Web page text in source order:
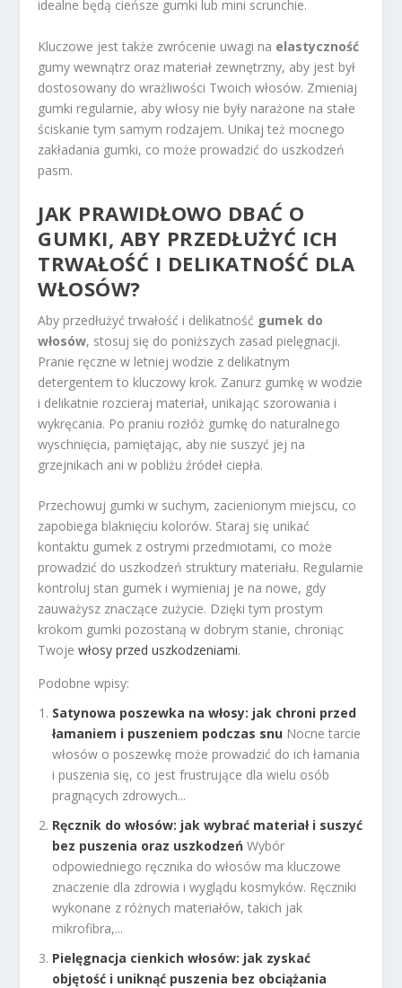
idealne będą cieńsze gumki lub mini scrunchie.
Kluczowe jest także zwrócenie uwagi na elastyczność
gumy wewnątrz oraz materiał zewnętrzny, aby jest był
dostosowany do wrażliwości Twoich włosów. Zmieniaj
gumki regularnie, aby włosy nie były narażone na stałe
ściskanie tym samym rodzajem. Unikaj też mocnego
zakładania gumki, co może prowadzić do uszkodzeń
pasm.
JAK PRAWIDŁOWO DBAĆ O
GUMKI, ABY PRZEDŁUŻYĆ ICH
TRWAŁOŚĆ I DELIKATNOŚĆ DLA
WŁOSÓW?
Aby przedłużyć trwałość i delikatność gumek do
włosów, stosuj się do poniższych zasad pielęgnacji.
Pranie ręczne w letniej wodzie z delikatnym
detergentem to kluczowy krok. Zanurz gumkę w wodzie
i delikatnie rozcieraj materiał, unikając szorowania i
wykręcania. Po praniu rozłóż gumkę do naturalnego
wyschnięcia, pamiętając, aby nie suszyć jej na
grzejnikach ani w pobliżu źródeł ciepła.
Przechowuj gumki w suchym, zacienionym miejscu, co
zapobiega blaknięciu kolorów. Staraj się unikać
kontaktu gumek z ostrymi przedmiotami, co może
prowadzić do uszkodzeń struktury materiału. Regularnie
kontroluj stan gumek i wymieniaj je na nowe, gdy
zauważysz znaczące zużycie. Dzięki tym prostym
krokom gumki pozostaną w dobrym stanie, chroniąc
Twojewłosy przed uszkodzeniami.
Podobne wpisy:
Satynowa poszewka na włosy: jak chroni przed
łamaniem i puszeniem podczas snu Nocne tarcie
włosów o poszewkę może prowadzić do ich łamania
i puszenia się, co jest frustrujące dla wielu osób
pragnących zdrowych...
Ręcznik do włosów: jak wybrać materiał i suszyć
bez puszenia oraz uszkodzeń Wybór
odpowiedniego ręcznika do włosów ma kluczowe
znaczenie dla zdrowia i wyglądu kosmyków. Ręczniki
wykonane z różnych materiałów, takich jak
mikrofibra,...
Pielęgnacja cienkich włosów: jak zyskać
objętość i uniknąć puszenia bez obciążania